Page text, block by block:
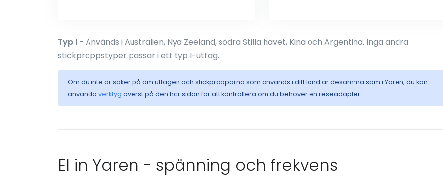
Typ I - Används i Australien, Nya Zeeland, södra Stilla havet, Kina och Argentina. Inga andra
stickproppstyper passar i ett typ I-uttag.
Om du inte är säker på om uttagen och stickpropparna som används i ditt land är desamma som i Yaren, du kan
använda verktyg överst på den här sidan för att kontrollera om du behöver en reseadapter.
El in Yaren - spänning och frekvens